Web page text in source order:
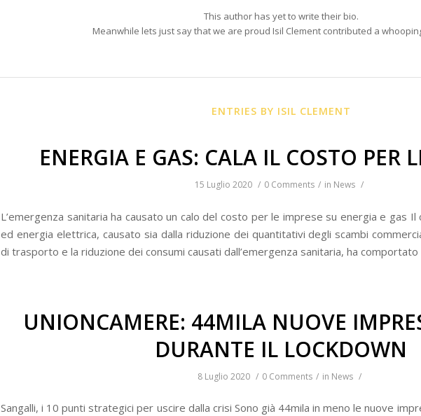
This author has yet to write their bio.
Meanwhile lets just say that we are proud Isil Clementcontributed a
ENTRIES BY ISIL CLEMENT
ENERGIA E GAS: CALA IL COSTO PER
15 Luglio 2020 / 0 Comments / in News /
L’emergenza sanitaria ha causato un calo del costo per le imprese su energia e gas
ed energia elettrica, causato sia dalla riduzione dei quantitativi degli scambi
di trasporto e la riduzione dei consumi causati dall’emergenza sanitaria, ha
UNIONCAMERE: 44MILA NUOVE
DURANTE IL LOCKDOWN
8 Luglio 2020 / 0 Comments / in News /
Sangalli, i 10 punti strategici per uscire dalla crisi Sono già 44mila in meno le nuove